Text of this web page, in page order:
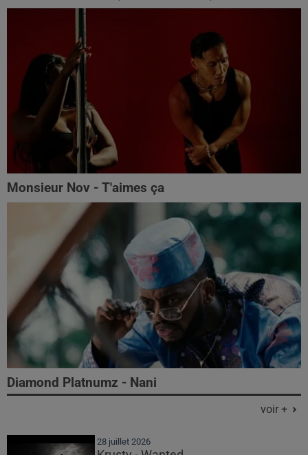
Monsieur Nov - T'aimes ça
Diamond Platnumz - Nani
voir +
28 juillet 2026